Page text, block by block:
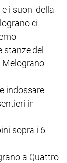
i suoni della
ci
stanze del
Melograno
indossare
in
sopra i 6
a Quattro